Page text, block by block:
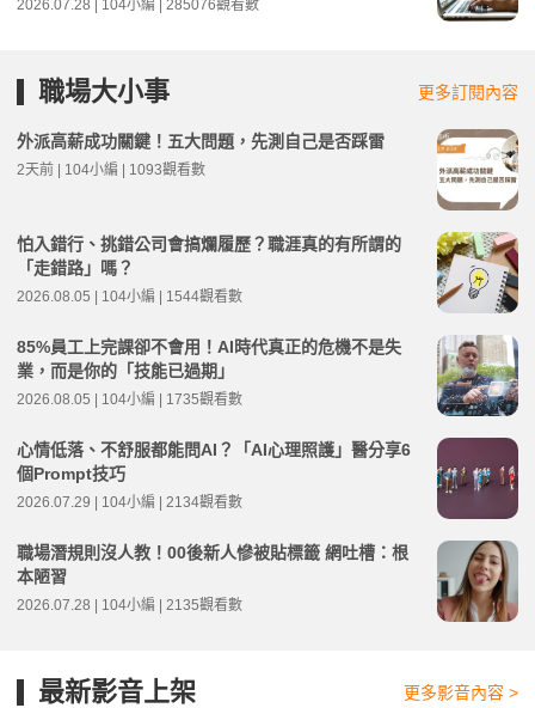
2026.07.28 | 104小編 | 285076觀看數
職場大小事 更多訂閱內容
外派高薪成功關鍵！五大問題，先測自己是否踩雷
2天前 | 104小編 | 1093觀看數
怕入錯行、挑錯公司會搞爛履歷？職涯真的有所謂的
「走錯路」嗎？
2026.08.05 | 104小編 | 1544觀看數
85%員工上完課卻不會用！AI時代真正的危機不是失
業，而是你的「技能已過期」
2026.08.05 | 104小編 | 1735觀看數
心情低落、不舒服都能問AI？「AI心理照護」醫分享6
個Prompt技巧
2026.07.29 | 104小編 | 2134觀看數
職場潛規則沒人教！00後新人慘被貼標籤 網吐槽：根
本陋習
2026.07.28 | 104小編 | 2135觀看數
最新影音上架 更多影音內容 >